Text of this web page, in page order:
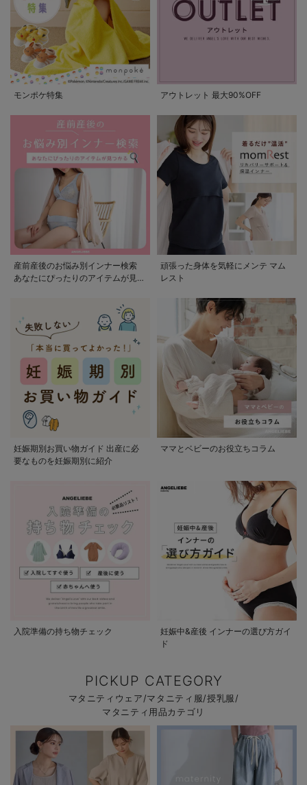
モンポケ特集 アウトレット 最大90%OFF
産前産後のお悩み別インナー検索
あなたにぴったりのアイテムが見つ
頑張った身体を気軽にメンテ マム
レスト
妊娠期別お買い物ガイド 出産に必
要なものを妊娠期別に紹介
ママとベビーのお役立ちコラム
入院準備の持ち物チェック
妊娠中&産後 インナーの選び方ガイ
ド
PICKUP CATEGORY
マタニティウェア/マタニティ服/授乳服/
マタニティ用品カテゴリ